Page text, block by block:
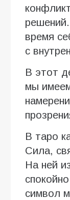
время
с
В этот
мы
В таро
Сила,
На ней
символ